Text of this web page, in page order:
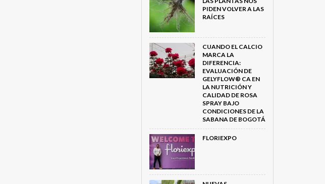
PIDEN VOLVER A LAS
RAÍCES
CUANDO EL CALCIO
MARCA LA
DIFERENCIA:
EVALUACIÓN DE
GELYFLOW® CA EN
LA NUTRICIÓN Y
CALIDAD DE ROSA
SPRAY BAJO
CONDICIONES DE LA
SABANA DE BOGOTÁ
FLORIEXPO